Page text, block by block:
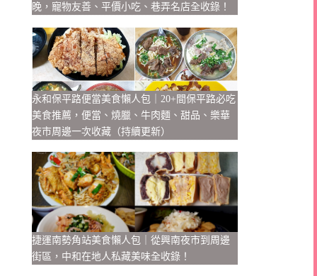
晚，寵物友善、平價小吃、巷弄名店全收錄！
永和保平路便當美食懶人包｜20+間保平路必吃
美食推薦，便當、燒臘、牛肉麵、甜品、樂華
夜市周邊一次收藏（持續更新）
捷運南勢角站美食懶人包｜從興南夜市到周邊
街區，中和在地人私藏美味全收錄！